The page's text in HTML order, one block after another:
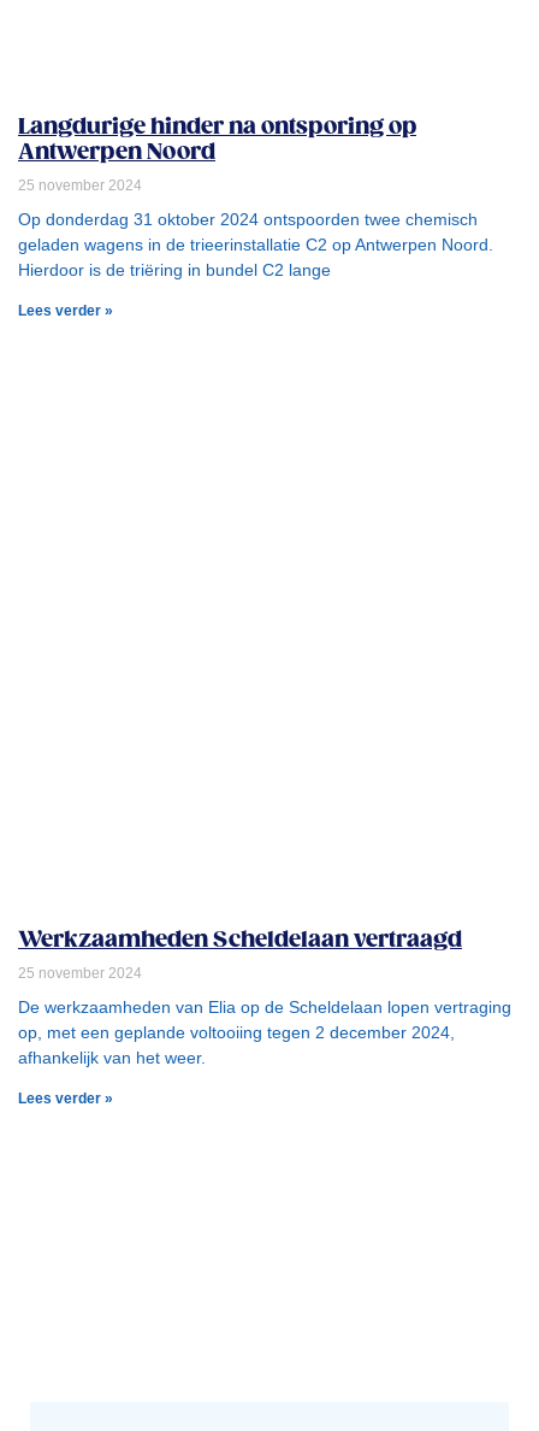
Langdurige hinder na ontsporing op
Antwerpen Noord
25 november 2024
Op donderdag 31 oktober 2024 ontspoorden twee chemisch
geladen wagens in de trieerinstallatie C2 op Antwerpen Noord.
Hierdoor is de triëring in bundel C2 lange
Lees verder »
Werkzaamheden Scheldelaan vertraagd
25 november 2024
De werkzaamheden van Elia op de Scheldelaan lopen vertraging
op, met een geplande voltooiing tegen 2 december 2024,
afhankelijk van het weer.
Lees verder »